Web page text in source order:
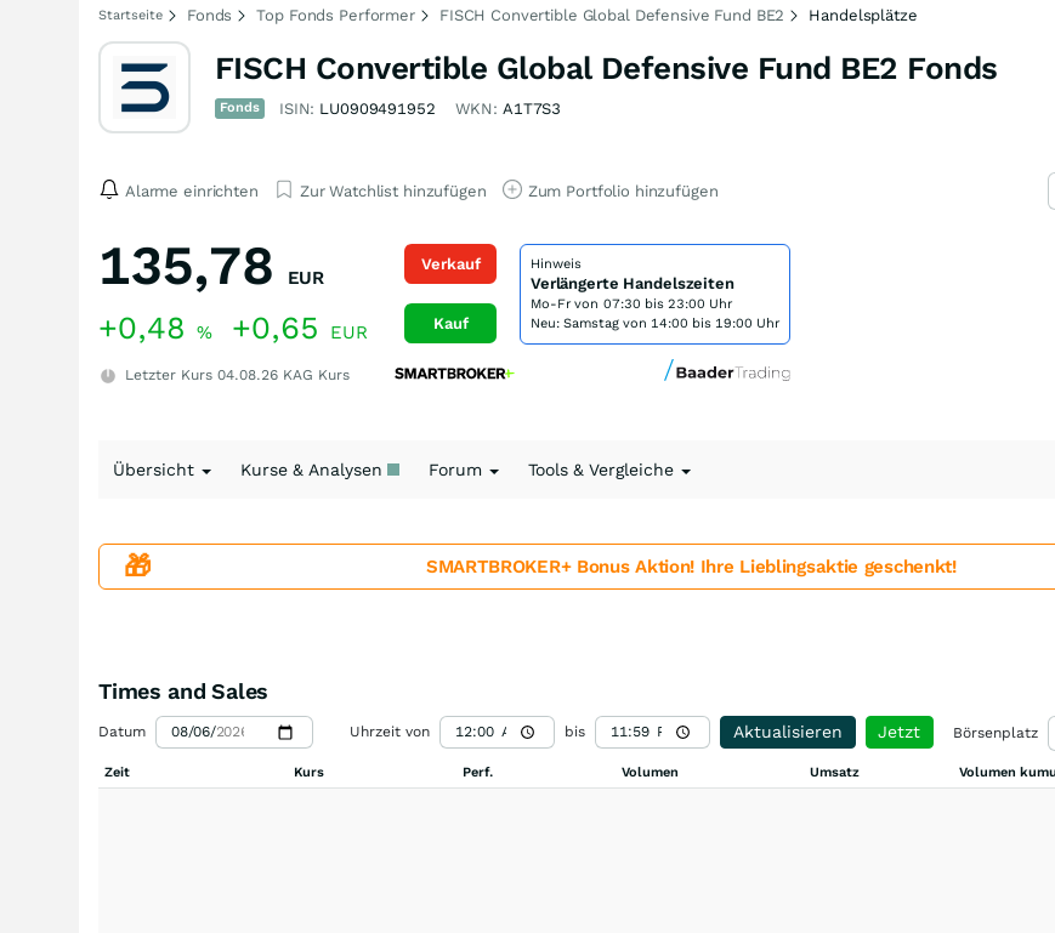
Startseite Fonds Top Fonds Performer FISCH Convertible Global Defensive Fund BE2 Handelsplätze
FISCH Convertible Global Defensive Fund BE2 Fonds
Fonds ISIN: LU0909491952 WKN: A1T7S3
Alarme einrichten Zur Watchlist hinzufügen Zum Portfolio hinzufügen
135,78 EUR
+0,48 % +0,65 EUR
Letzter Kurs 04.08.26 KAG Kurs
Verkauf
Kauf
Hinweis
Verlängerte Handelszeiten
Mo-Fr von 07:30 bis 23:00 Uhr
Neu: Samstag von 14:00 bis 19:00 Uhr
Übersicht Kurse & Analysen Forum Tools & Vergleiche
🎁 SMARTBROKER+ Bonus Aktion! Ihre Lieblingsaktie geschenkt!
Times and Sales
Datum Uhrzeit von bis Aktualisieren Jetzt Börsenplatz
Zeit Kurs Perf. Volumen Umsatz Volumen